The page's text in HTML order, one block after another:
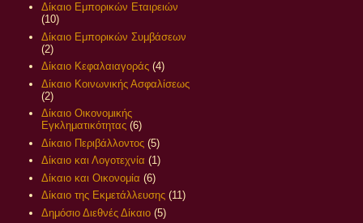
Δίκαιο Εμπορικών Εταιρειών
(10)
Δίκαιο Εμπορικών Συμβάσεων
(2)
Δίκαιο Κεφαλαιαγοράς (4)
Δίκαιο Κοινωνικής Ασφαλίσεως
(2)
Δίκαιο Οικονομικής
Εγκληματικότητας (6)
Δίκαιο Περιβάλλοντος (5)
Δίκαιο και Λογοτεχνία (1)
Δίκαιο και Οικονομία (6)
Δίκαιο της Εκμετάλλευσης (11)
Δημόσιο Διεθνές Δίκαιο (5)